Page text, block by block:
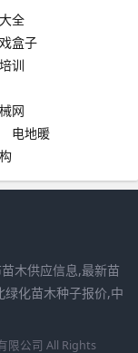
全
盒子
训
网
电地暖
木供应信息,最新苗
化苗木种子报价,中
限公司 All Rights